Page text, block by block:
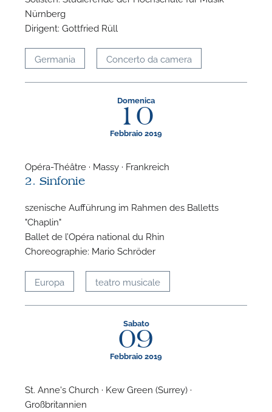
Nürnberg
Dirigent: Gottfried Rüll
Germania Concerto da camera
Domenica
10
Febbraio 2019
Opéra-Théâtre · Massy · Frankreich
2. Sinfonie
szenische Aufführung im Rahmen des Balletts
"Chaplin"
Ballet de l’Opéra national du Rhin
Choreographie: Mario Schröder
Europa teatro musicale
Sabato
09
Febbraio 2019
St. Anne's Church · Kew Green (Surrey) ·
Großbritannien